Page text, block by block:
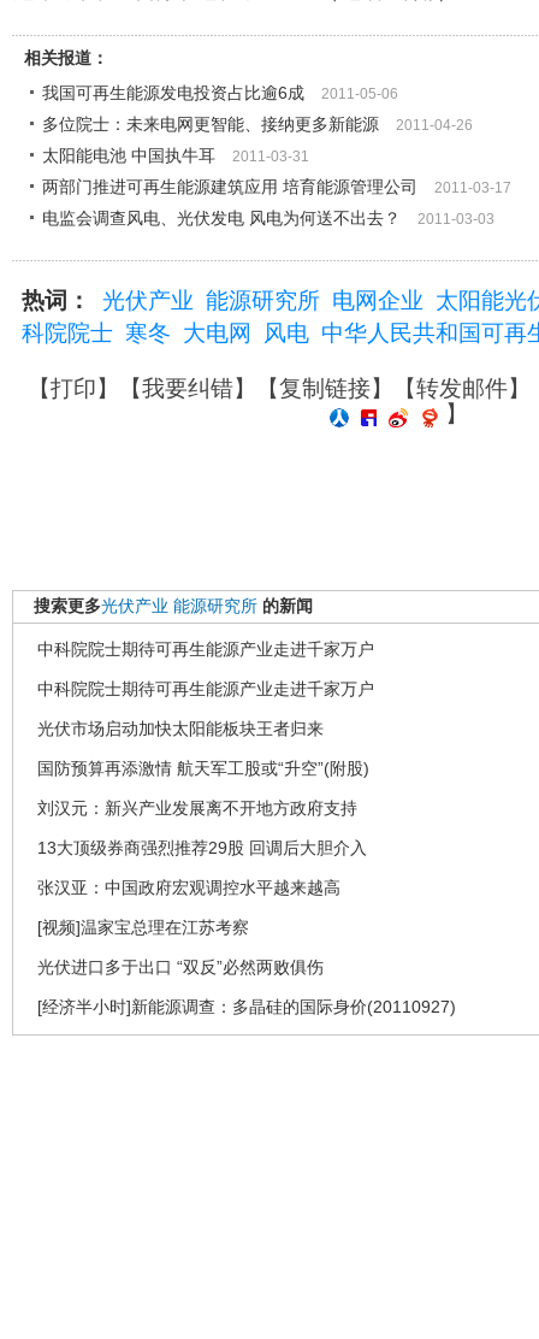
相关报道：
我国可再生能源发电投资占比逾6成
2011-05-06
多位院士：未来电网更智能、接纳更多新能源 2011-04-26
太阳能电池 中国执牛耳 2011-03-31
两部门推进可再生能源建筑应用 培育能源管理公司 2011-03-17
电监会调查风电、光伏发电 风电为何送不出去？ 2011-03-03
热词： 光伏产业 能源研究所 电网企业 太阳能光
科院院士 寒冬 大电网 风电 中华人民共和国可再
【打印】【我要纠错】【复制链接】【转发邮件】
】
搜索更多光伏产业 能源研究所 的新闻
中科院院士期待可再生能源产业走进千家万户
中科院院士期待可再生能源产业走进千家万户
光伏市场启动加快太阳能板块王者归来
国防预算再添激情 航天军工股或“升空”(附股)
刘汉元：新兴产业发展离不开地方政府支持
13大顶级券商强烈推荐29股 回调后大胆介入
张汉亚：中国政府宏观调控水平越来越高
[视频]温家宝总理在江苏考察
光伏进口多于出口 “双反”必然两败俱伤
[经济半小时]新能源调查：多晶硅的国际身价(20110927)